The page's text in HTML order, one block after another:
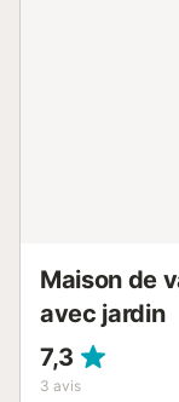
Maison de
avec jardin
7,3
3 avis